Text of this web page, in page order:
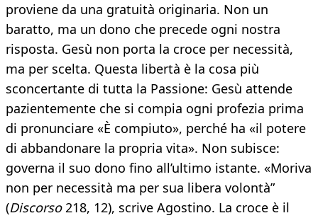
proviene da una gratuità originaria. Non un
baratto, ma un dono che precede ogni nostra
risposta. Gesù non porta la croce per necessità,
ma per scelta. Questa libertà è la cosa più
sconcertante di tutta la Passione: Gesù attende
pazientemente che si compia ogni profezia prima
di pronunciare «È compiuto», perché ha «il potere
di abbandonare la propria vita». Non subisce:
governa il suo dono fino all’ultimo istante. «Moriva
non per necessità ma per sua libera volontà”
(Discorso218, 12), scrive Agostino. La croce è il